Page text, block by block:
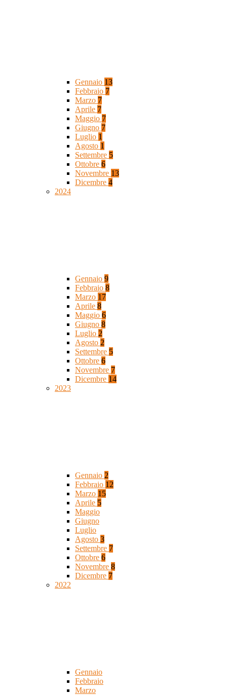
Gennaio 13
Febbraio 7
Marzo 7
Aprile 7
Maggio 7
Giugno 7
Luglio 1
Agosto 1
Settembre 5
Ottobre 6
Novembre 13
Dicembre 4
2024
Gennaio 9
Febbraio 8
Marzo 17
Aprile 8
Maggio 6
Giugno 8
Luglio 2
Agosto 2
Settembre 5
Ottobre 6
Novembre 7
Dicembre 14
2023
Gennaio 2
Febbraio 12
Marzo 15
Aprile 5
Maggio
Giugno
Luglio
Agosto 3
Settembre 7
Ottobre 6
Novembre 8
Dicembre 7
2022
Gennaio
Febbraio
Marzo